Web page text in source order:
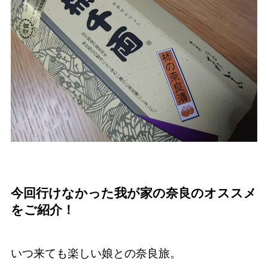
今回行けなかった我が家の奈良のオススメ
をご紹介！
いつ来ても楽しい娘との奈良旅。